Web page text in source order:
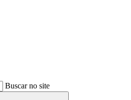
Buscar no site